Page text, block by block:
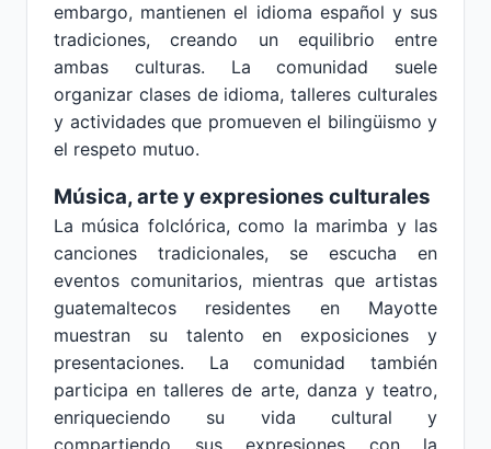
embargo, mantienen el idioma español y sus
tradiciones, creando un equilibrio entre
ambas culturas. La comunidad suele
organizar clases de idioma, talleres culturales
y actividades que promueven el bilingüismo y
el respeto mutuo.
Música, arte y expresiones culturales
La música folclórica, como la marimba y las
canciones tradicionales, se escucha en
eventos comunitarios, mientras que artistas
guatemaltecos residentes en Mayotte
muestran su talento en exposiciones y
presentaciones. La comunidad también
participa en talleres de arte, danza y teatro,
enriqueciendo su vida cultural y
compartiendo sus expresiones con la